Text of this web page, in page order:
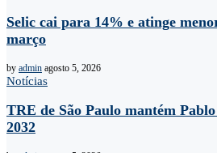
Selic cai para 14% e atinge
março
by admin agosto 5, 2026
Notícias
TRE de São Paulo mantém
2032